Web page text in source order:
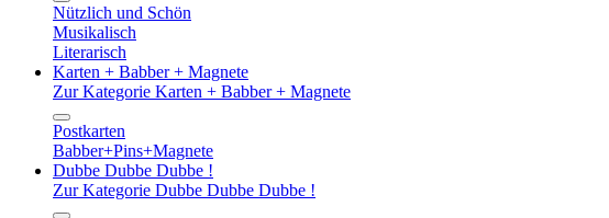
Nützlich und Schön
Musikalisch
Literarisch
Karten + Babber + Magnete
Zur Kategorie Karten + Babber + Magnete
Postkarten
Babber+Pins+Magnete
Dubbe Dubbe Dubbe !
Zur Kategorie Dubbe Dubbe Dubbe !